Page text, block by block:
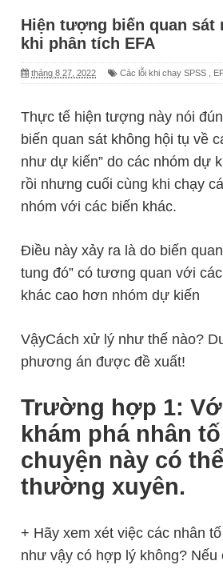
Hiện tượng biến quan sát
khi phân tích EFA
tháng 8 27, 2022 Các lỗi khi chạy SPSS
Thực tế hiện tượng này nói
biến quan sát không hội tụ về
như dự kiến” do các nhóm dự
rồi nhưng cuối cùng khi chạy
nhóm với các biến khác.
Điều này xảy ra là do biến
tung đó” có tương quan với
khác cao hơn nhóm dự kiến
VậyCách xử lý như thế nào?
phương án được đề xuất!
Trường hợp 1:
khám phá nhân
chuyện này có
thường xuyên.
+ Hãy xem xét việc các nhân
như vậy có hợp lý không? Nếu